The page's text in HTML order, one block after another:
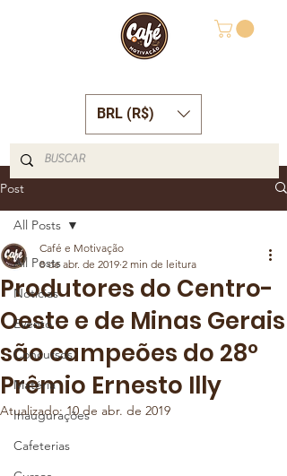
BRL (R$)
Post
All Posts
Notícias
Evento
Concursos
Matéria
Inaugurações
Cafeterias
All Posts
Produtores do Centro-
Oeste e de Minas Gerais
são campeões do 28º
Prêmio Ernesto Illy
Café e Motivação
8 de abr. de 2019 2 min de leitura
Atualizado:10 de abr. de 2019